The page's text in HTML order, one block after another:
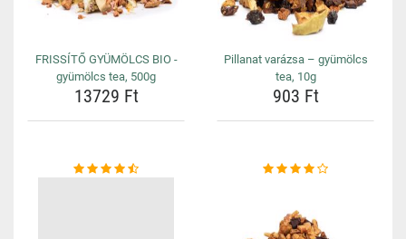
FRISSÍTŐ GYÜMÖLCS BIO -
gyümölcs tea, 500g
13729 Ft
Pillanat varázsa – gyümölcs
tea, 10g
903 Ft